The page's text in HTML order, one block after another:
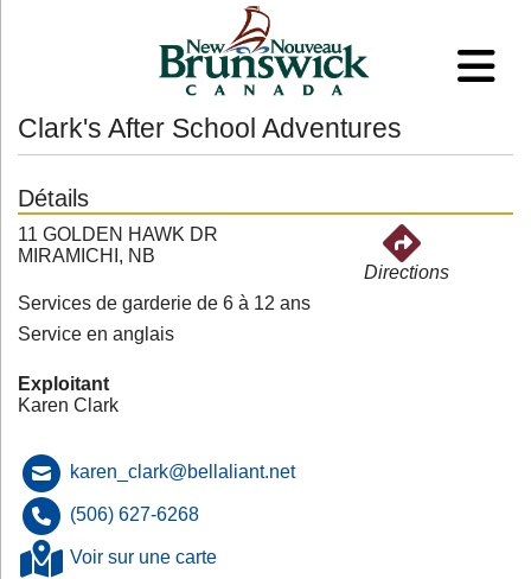
Clark's After School Adventures
Détails
11 GOLDEN HAWK DR
MIRAMICHI, NB
Directions
Services de garderie de 6 à 12 ans
Service en anglais
Exploitant
Karen Clark
karen_clark@bellaliant.net
(506) 627-6268
Voir sur une carte